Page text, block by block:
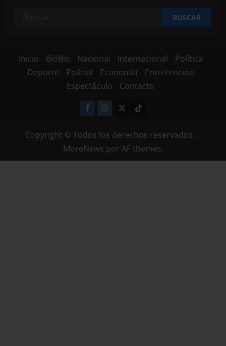
Inicio BioBio Nacional Internacional
Política
Deporte
Policial Economía
Entretención
Espectáculo
Contacto
Copyright © Todos los derechos reservados. |
MoreNews por AF themes.